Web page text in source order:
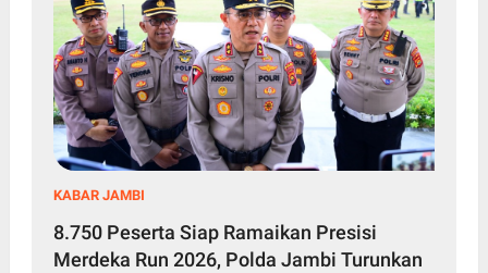
KABAR JAMBI
8.750 Peserta Siap Ramaikan Presisi
Merdeka Run 2026, Polda Jambi Turunkan